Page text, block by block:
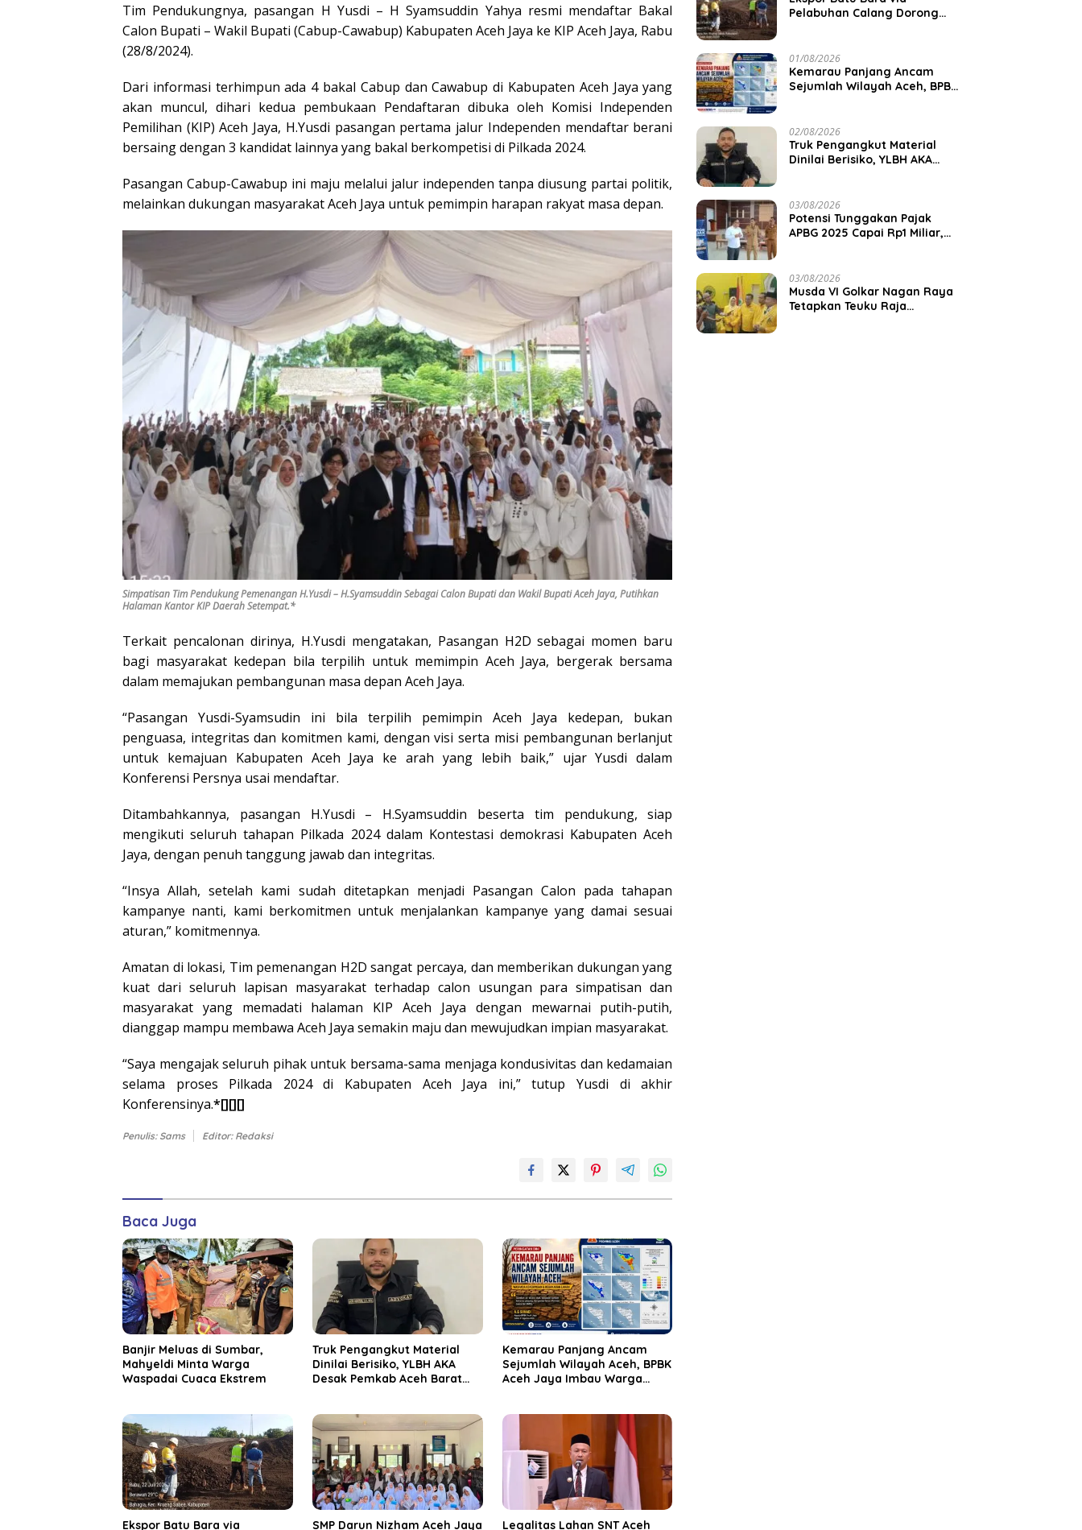
Tim Pendukungnya, pasangan H Yusdi – H Syamsuddin Yahya resmi mendaftar Bakal
Calon Bupati – Wakil Bupati (Cabup-Cawabup) Kabupaten Aceh Jaya ke KIP Aceh Jaya, Rabu
(28/8/2024).
Dari informasi terhimpun ada 4 bakal Cabup dan Cawabup di Kabupaten Aceh Jaya yang
akan muncul, dihari kedua pembukaan Pendaftaran dibuka oleh Komisi Independen
Pemilihan (KIP) Aceh Jaya, H.Yusdi pasangan pertama jalur Independen mendaftar berani
bersaing dengan 3 kandidat lainnya yang bakal berkompetisi di Pilkada 2024.
Pasangan Cabup-Cawabup ini maju melalui jalur independen tanpa diusung partai politik,
melainkan dukungan masyarakat Aceh Jaya untuk pemimpin harapan rakyat masa depan.
Simpatisan Tim Pendukung Pemenangan H.Yusdi – H.Syamsuddin Sebagai Calon Bupati dan Wakil Bupati Aceh Jaya, Putihkan
Halaman Kantor KIP Daerah Setempat.*
Terkait pencalonan dirinya, H.Yusdi mengatakan, Pasangan H2D sebagai momen baru
bagi masyarakat kedepan bila terpilih untuk memimpin Aceh Jaya, bergerak bersama
dalam memajukan pembangunan masa depan Aceh Jaya.
“Pasangan Yusdi-Syamsudin ini bila terpilih pemimpin Aceh Jaya kedepan, bukan
penguasa, integritas dan komitmen kami, dengan visi serta misi pembangunan berlanjut
untuk kemajuan Kabupaten Aceh Jaya ke arah yang lebih baik,” ujar Yusdi dalam
Konferensi Persnya usai mendaftar.
Ditambahkannya, pasangan H.Yusdi – H.Syamsuddin beserta tim pendukung, siap
mengikuti seluruh tahapan Pilkada 2024 dalam Kontestasi demokrasi Kabupaten Aceh
Jaya, dengan penuh tanggung jawab dan integritas.
“Insya Allah, setelah kami sudah ditetapkan menjadi Pasangan Calon pada tahapan
kampanye nanti, kami berkomitmen untuk menjalankan kampanye yang damai sesuai
aturan,” komitmennya.
Amatan di lokasi, Tim pemenangan H2D sangat percaya, dan memberikan dukungan yang
kuat dari seluruh lapisan masyarakat terhadap calon usungan para simpatisan dan
masyarakat yang memadati halaman KIP Aceh Jaya dengan mewarnai putih-putih,
dianggap mampu membawa Aceh Jaya semakin maju dan mewujudkan impian masyarakat.
“Saya mengajak seluruh pihak untuk bersama-sama menjaga kondusivitas dan kedamaian
selama proses Pilkada 2024 di Kabupaten Aceh Jaya ini,” tutup Yusdi di akhir
Konferensinya.*[][][]
Penulis: Sams Editor: Redaksi
Baca Juga
Banjir Meluas di Sumbar,
Mahyeldi Minta Warga
Waspadai Cuaca Ekstrem
Truk Pengangkut Material
Dinilai Berisiko, YLBH AKA
Desak Pemkab Aceh Barat
Kemarau Panjang Ancam
Sejumlah Wilayah Aceh, BPBK
Aceh Jaya Imbau Warga
‎Ekspor Batu Bara via SMP Darun Nizham Aceh Jaya Legalitas Lahan SNT Aceh
Pelabuhan Calang Dorong
Lokal
01/08/2026
Kemarau Panjang Ancam
Sejumlah Wilayah Aceh, BPBK
02/08/2026
Truk Pengangkut Material
Dinilai Berisiko, YLBH AKA
03/08/2026
Potensi Tunggakan Pajak
APBG 2025 Capai Rp1 Miliar,
03/08/2026
Musda VI Golkar Nagan Raya
Tetapkan Teuku Raja